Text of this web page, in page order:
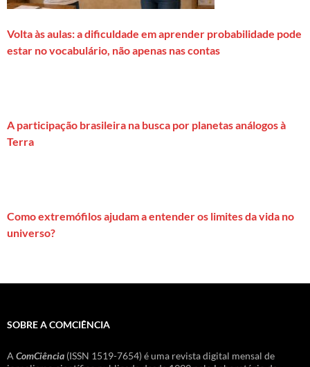
Volta às aulas: a dificuldade em aprender probabilidade pode
estar no vocabulário, não apenas nas contas
A participação brasileira na busca por planetas análogos à
Terra
Como extremófilos ajudam a entender os limites da vida no
universo?
SOBRE A COMCIÊNCIA
A ComCiência (ISSN 1519-7654) é uma revista digital mensal de